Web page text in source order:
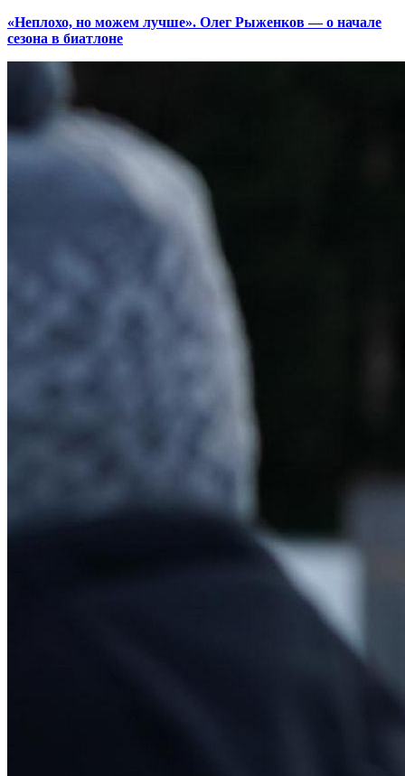
«Неплохо, но можем лучше». Олег Рыженков — о начале
сезона в биатлоне